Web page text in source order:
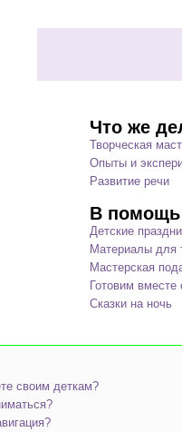
Что же
Творческая
Опыты и
Развитие речи
В
Детские
Материалы для
Мастерская
Готовим вместе
Сказки на ночь
своим деткам?